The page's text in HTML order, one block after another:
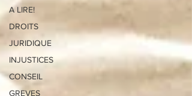
A LIRE!
DROITS
JURIDIQUE
INJUSTICES
CONSEIL
GREVES